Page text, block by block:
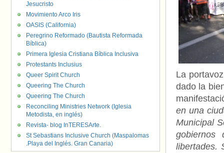
La
dado la
en una
Municipal
libertades.
Jesucristo
Movimiento Arco Iris
OASIS (California)
Peregrino Reformado (Bautista Reformada
Bíblica)
Primera Iglesia Cristiana Bíblica Inclusiva
Protestants Inclusius
Queer Spirit Church
Queering The Church
Queering The Church
Reconciling Ministries Network (Iglesia
Metodista, en inglés)
Revista- blog InTERESArte.
St Sebastians Inclusive Church (Maspalomas
.Playa del Inglés. Gran Canaria)